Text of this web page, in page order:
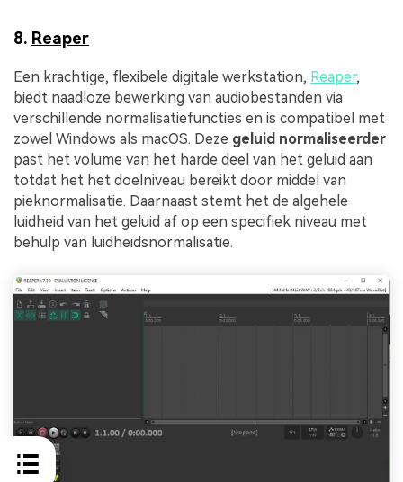
8. Reaper
Een krachtige, flexibele digitale werkstation, Reaper,
biedt naadloze bewerking van audiobestanden via
verschillende normalisatiefuncties en is compatibel met
zowel Windows als macOS. Deze geluid normaliseerder
past het volume van het harde deel van het geluid aan
totdat het het doelniveau bereikt door middel van
pieknormalisatie. Daarnaast stemt het de algehele
luidheid van het geluid af op een specifiek niveau met
behulp van luidheidsnormalisatie.